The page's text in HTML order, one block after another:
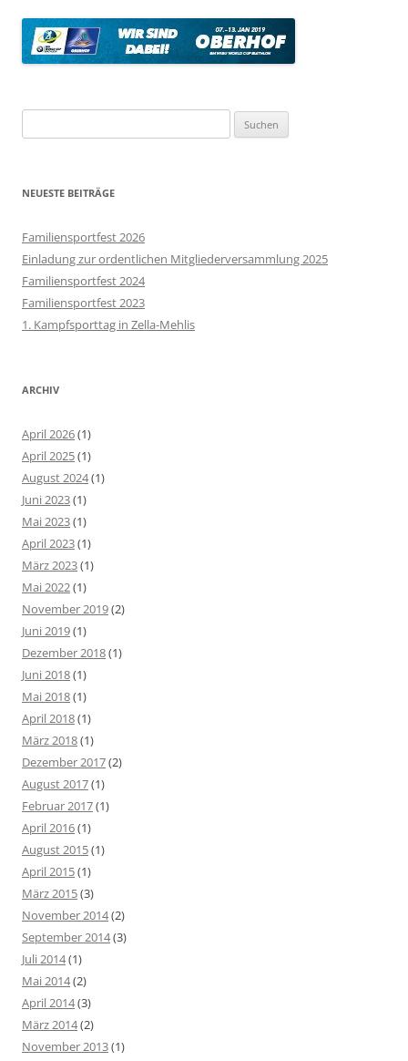
nach:
NEUESTE BEITRÄGE
Familiensportfest 2026
Einladung zur ordentlichen Mitgliederversammlung 2025
Familiensportfest 2024
Familiensportfest 2023
1. Kampfsporttag in Zella-Mehlis
ARCHIV
April 2026(1)
April 2025(1)
August 2024(1)
Juni 2023(1)
Mai 2023(1)
April 2023(1)
März 2023(1)
Mai 2022(1)
November 2019(2)
Juni 2019(1)
Dezember 2018(1)
Juni 2018(1)
Mai 2018(1)
April 2018(1)
März 2018(1)
Dezember 2017(2)
August 2017(1)
Februar 2017(1)
April 2016(1)
August 2015(1)
April 2015(1)
März 2015(3)
November 2014(2)
September 2014(3)
Juli 2014(1)
Mai 2014(2)
April 2014(3)
März 2014(2)
November 2013(1)